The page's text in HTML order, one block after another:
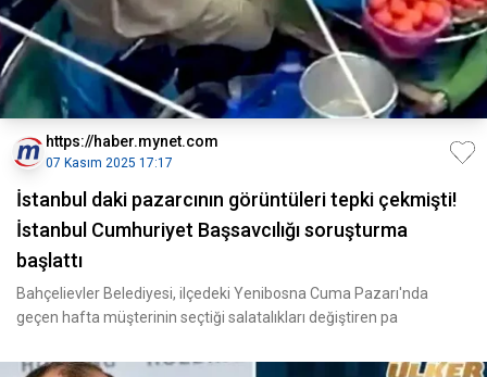
https://haber.mynet.com
07 Kasım 2025 17:17
İstanbul daki pazarcının görüntüleri tepki çekmişti!
İstanbul Cumhuriyet Başsavcılığı soruşturma
başlattı
Bahçelievler Belediyesi, ilçedeki Yenibosna Cuma Pazarı'nda
geçen hafta müşterinin seçtiği salatalıkları değiştiren pa